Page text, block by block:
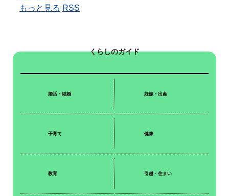
もっと見る RSS
くらしのガイド
婚活・結婚 妊娠・出産
子育て 健康
教育 引越・住まい